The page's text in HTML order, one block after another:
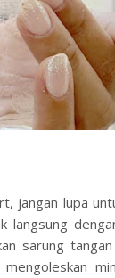
jangan lupa
langsung
sarung